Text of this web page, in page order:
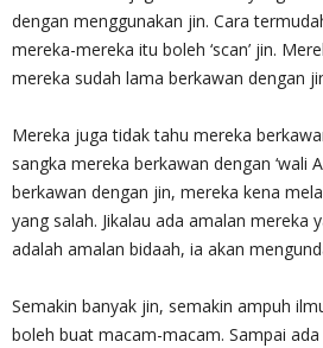
dengan menggunakan jin. Cara
mereka-mereka itu boleh ‘scan’ jin.
mereka sudah lama berkawan dengan
Mereka juga tidak tahu mereka
sangka mereka berkawan dengan ‘wali
berkawan dengan jin, mereka kena
yang salah. Jikalau ada amalan mereka
adalah amalan bidaah, ia akan
Semakin banyak jin, semakin ampuh
boleh buat macam-macam. Sampai